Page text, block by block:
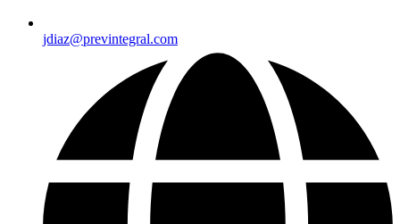
jdiaz@previntegral.com